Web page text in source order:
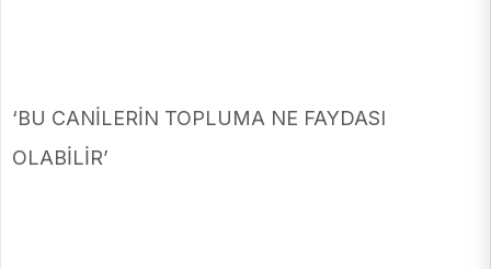
‘BU CANİLERİN TOPLUMA NE FAYDASI
OLABİLİR’